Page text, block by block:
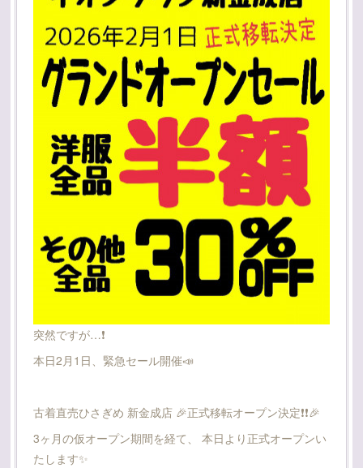
突然ですが…❗️
本日2月1日、緊急セール開催📣
古着直売ひさぎめ 新金成店 🎉正式移転オープン決定❗️❗️🎉
3ヶ月の仮オープン期間を経て、 本日より正式オープンい
たします✨️